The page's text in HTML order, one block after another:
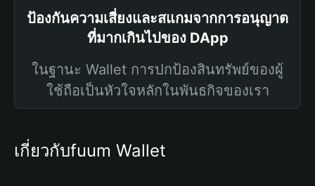
ป้องกันความเสี่ยงและสแกมจากการอนุญาต
ที่มากเกินไปของ DApp
ในฐานะ Wallet การปกป้องสินทรัพย์ของผู้
ใช้ถือเป็นหัวใจหลักในพันธกิจของเรา
เกี่ยวกับfuum Wallet